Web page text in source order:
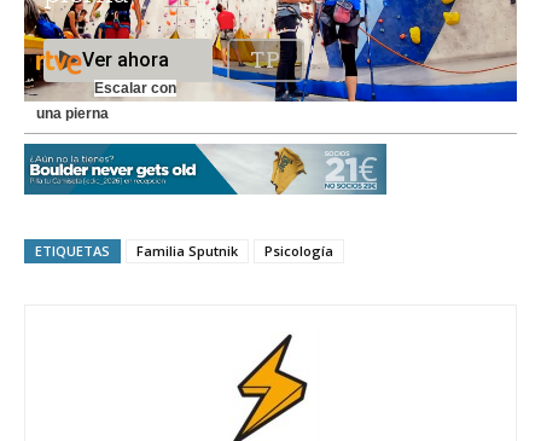
Escalar con
una pierna
ETIQUETAS Familia Sputnik Psicología